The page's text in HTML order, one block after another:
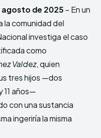
de 2025– En un
la comunidad del
investiga el caso
como
Valdez, quien
tres hijos —dos
11 años—
con una sustancia
ingeriría la misma